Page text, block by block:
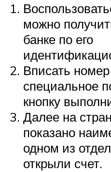
можно
банке по его
Вписать
специальное
кнопку
Далее на
показано
одном из
открыли счет.